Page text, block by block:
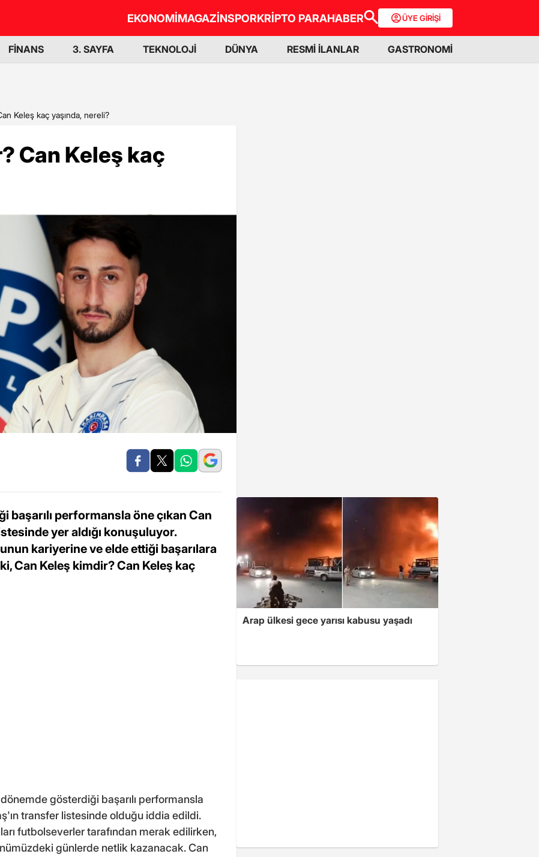
EKONOMİMAGAZİNSPORKRİPTO PARAHABER ÜYE GİRİŞİ
FİNANS 3. SAYFA TEKNOLOJİ DÜNYA RESMİ İLANLAR GASTRONOMİ
Keleş kaç yaşında, nereli?
Can Keleş kaç
performansla öne çıkan Can
yer aldığı konuşuluyor.
kariyerine ve elde ettiği başarılara
Can Keleş kimdir? Can Keleş kaç
gösterdiği başarılı performansla
transfer listesinde olduğu iddia edildi.
futbolseverler tarafından merak edilirken,
günlerde netlik kazanacak. Can
Arap ülkesi gece yarısı kabusu yaşadı